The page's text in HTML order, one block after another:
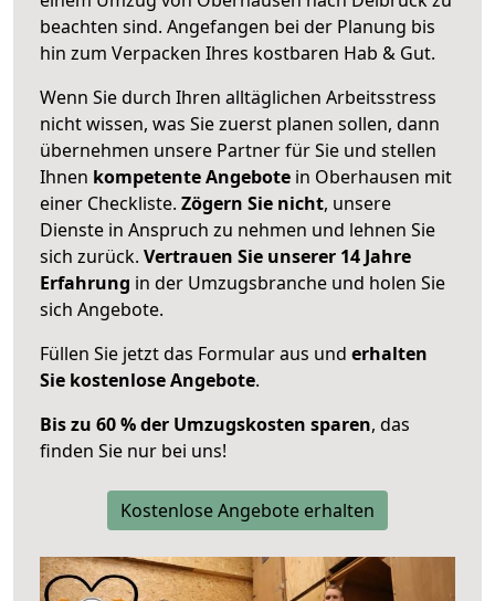
beachten sind. Angefangen bei der Planung bis
hin zum Verpacken Ihres kostbaren Hab & Gut.
Wenn Sie durch Ihren alltäglichen Arbeitsstress
nicht wissen, was Sie zuerst planen sollen, dann
übernehmen unsere Partner für Sie und stellen
Ihnen kompetente Angebote in Oberhausen mit
einer Checkliste. Zögern Sie nicht, unsere
Dienste in Anspruch zu nehmen und lehnen Sie
sich zurück. Vertrauen Sie unserer 14 Jahre
Erfahrung in der Umzugsbranche und holen Sie
sich Angebote.
Füllen Sie jetzt das Formular aus und erhalten
Sie kostenlose Angebote.
Bis zu 60 % der Umzugskosten sparen, das
finden Sie nur bei uns!
Kostenlose Angebote erhalten